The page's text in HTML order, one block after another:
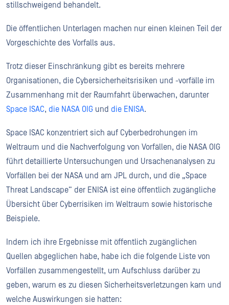
stillschweigend behandelt.
Die öffentlichen Unterlagen machen nur einen kleinen Teil der
Vorgeschichte des Vorfalls aus.
Trotz dieser Einschränkung gibt es bereits mehrere
Organisationen, die Cybersicherheitsrisiken und -vorfälle im
Zusammenhang mit der Raumfahrt überwachen, darunter
Space ISAC, die NASA OIG und die ENISA.
Space ISAC konzentriert sich auf Cyberbedrohungen im
Weltraum und die Nachverfolgung von Vorfällen, die NASA OIG
führt detaillierte Untersuchungen und Ursachenanalysen zu
Vorfällen bei der NASA und am JPL durch, und die „Space
Threat Landscape“ der ENISA ist eine öffentlich zugängliche
Übersicht über Cyberrisiken im Weltraum sowie historische
Beispiele.
Indem ich ihre Ergebnisse mit öffentlich zugänglichen
Quellen abgeglichen habe, habe ich die folgende Liste von
Vorfällen zusammengestellt, um Aufschluss darüber zu
geben, warum es zu diesen Sicherheitsverletzungen kam und
welche Auswirkungen sie hatten: